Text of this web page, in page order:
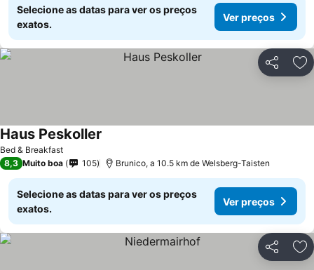
Selecione as datas para ver os preços
exatos.
Ver preços
Partilhar
Bed & Breakfast
Haus Peskoller
8,3 Muito boa 105 Brunico, a 10.5 km de Welsberg-Taisten
Selecione as datas para ver os preços
exatos.
Ver preços
Partilhar